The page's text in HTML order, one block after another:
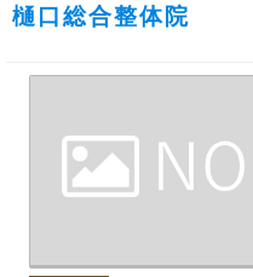
樋口総合整体院